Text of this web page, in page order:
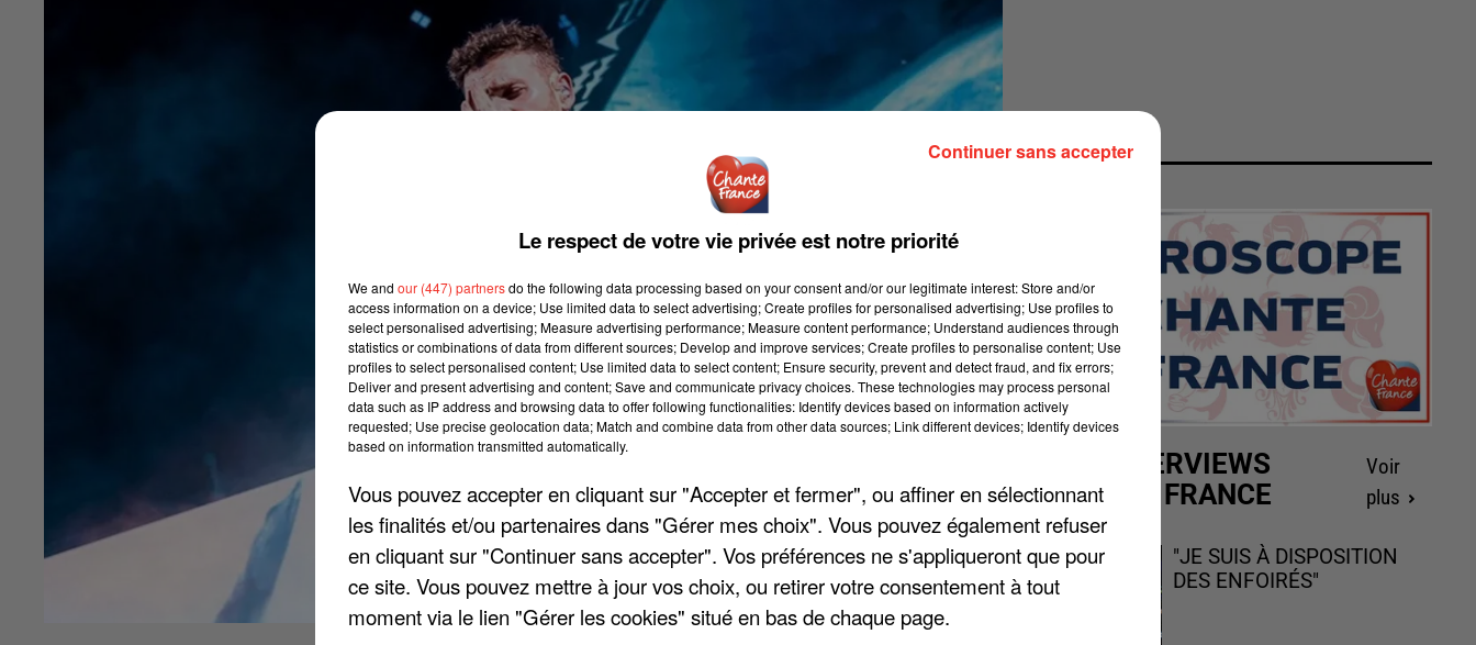
LES INTERVIEWS
CHANTE FRANCE
Voir
plus
"JE SUIS À DISPOSITION
DES ENFOIRÉS"
Le respect de votre vie privée est notre priorité
We and our (447) partnersdo the following data processing based on your consent and/or our legitimate interest: Store and/or
access information on a device; Use limited data to select advertising; Create profiles for personalised advertising; Use profiles to
select personalised advertising; Measure advertising performance; Measure content performance; Understand audiences through
statistics or combinations of data from different sources; Develop and improve services; Create profiles to personalise content; Use
profiles to select personalised content; Use limited data to select content; Ensure security, prevent and detect fraud, and fix errors;
Deliver and present advertising and content; Save and communicate privacy choices. These technologies may process personal
data such as IP address and browsing data to offer following functionalities: Identify devices based on information actively
requested; Use precise geolocation data; Match and combine data from other data sources; Link different devices; Identify devices
based on information transmitted automatically.
Vous pouvez accepter en cliquant sur "Accepter et fermer", ou affiner en sélectionnant
les finalités et/ou partenaires dans "Gérer mes choix". Vous pouvez également refuser
en cliquant sur "Continuer sans accepter". Vos préférences ne s'appliqueront que pour
ce site. Vous pouvez mettre à jour vos choix, ou retirer votre consentement à tout
moment via le lien "Gérer les cookies" situé en bas de chaque page.
Continuer sans accepter